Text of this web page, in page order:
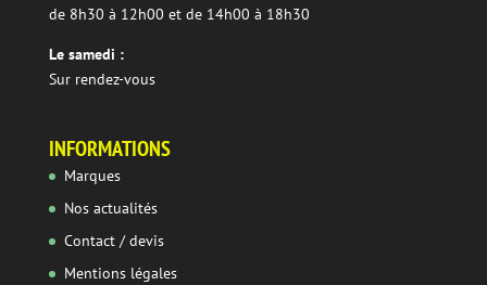
de 8h30 à 12h00 et de 14h00 à 18h30
Le samedi :
Sur rendez-vous
INFORMATIONS
Marques
Nos actualités
Contact / devis
Mentions légales